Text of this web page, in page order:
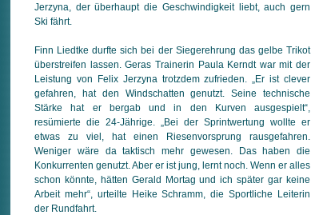
Jerzyna, der überhaupt die Geschwindigkeit liebt, auch gern
Ski fährt.
Finn Liedtke durfte sich bei der Siegerehrung das gelbe Trikot
überstreifen lassen. Geras Trainerin Paula Kerndt war mit der
Leistung von Felix Jerzyna trotzdem zufrieden. „Er ist clever
gefahren, hat den Windschatten genutzt. Seine technische
Stärke hat er bergab und in den Kurven ausgespielt“,
resümierte die 24-Jährige. „Bei der Sprintwertung wollte er
etwas zu viel, hat einen Riesenvorsprung rausgefahren.
Weniger wäre da taktisch mehr gewesen. Das haben die
Konkurrenten genutzt. Aber er ist jung, lernt noch. Wenn er alles
schon könnte, hätten Gerald Mortag und ich später gar keine
Arbeit mehr“, urteilte Heike Schramm, die Sportliche Leiterin
der Rundfahrt.